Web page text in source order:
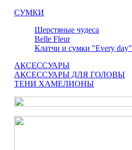
СУМКИ
Шерстяные чудеса
Belle Fleur
Клатчи и сумки "Every day"
АКСЕССУАРЫ
АКСЕССУАРЫ ДЛЯ ГОЛОВЫ
ТЕНИ ХАМЕЛИОНЫ